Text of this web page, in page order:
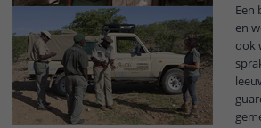
Een
en
ook